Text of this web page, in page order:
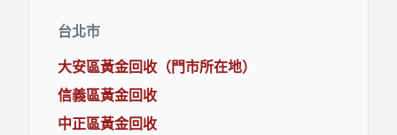
台北市
大安區黃金回收（門市所在地）
信義區黃金回收
中正區黃金回收